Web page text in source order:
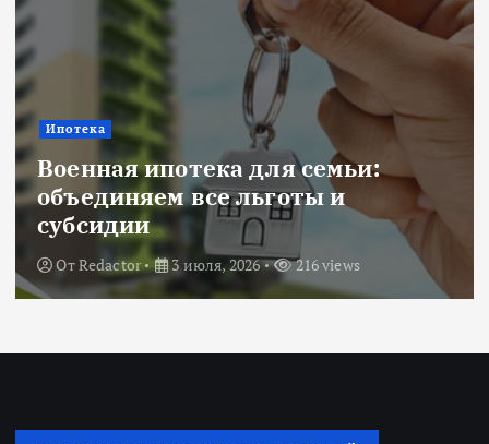
Ипотека
Военная ипотека для семьи:
объединяем все льготы и
субсидии
ОтRedactor 3 июля, 2026 216 views